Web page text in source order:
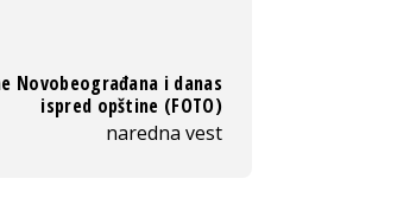
Novobeograđana i danas
ispred opštine (FOTO)
naredna vest